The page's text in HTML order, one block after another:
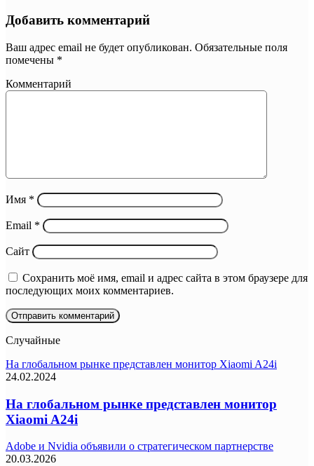
Добавить комментарий
Ваш адрес email не будет опубликован. Обязательные поля
помечены *
Комментарий
Имя *
Email *
Сайт
Сохранить моё имя, email и адрес сайта в этом браузере для
последующих моих комментариев.
Случайные
На глобальном рынке представлен монитор Xiaomi A24i
24.02.2024
На глобальном рынке представлен монитор
Xiaomi A24i
Adobe и Nvidia объявили о стратегическом партнерстве
20.03.2026